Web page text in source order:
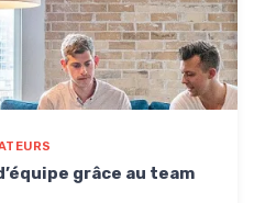
grâce au team